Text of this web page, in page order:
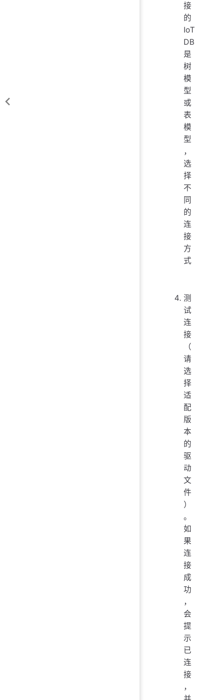
接
的
IoT
DB
是
树
模
型
或
表
模
型
，
选
择
不
同
的
连
接
方
式
测
试
连
接
（
请
选
择
适
配
版
本
的
驱
动
文
件
）
。
如
果
连
接
成
功
，
会
提
示
已
连
接
，